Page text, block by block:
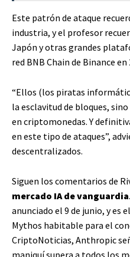
Este patrón de ataque
industria, y el profesor
Japón y otras grandes
red BNB Chain de Binance en
“Ellos (los piratas
la esclavitud de bloques,
en criptomonedas. Y
en este tipo de ataques”,
descentralizados.
Siguen los comentarios de
mercado IA de vanguardia
anunciado el 9 de junio, y es
Mythos habitable para el
CriptoNoticias, Anthropic
maniquí supera a todos los